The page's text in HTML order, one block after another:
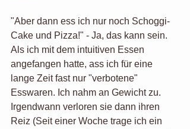
"Aber dann ess ich nur noch Schoggi-
Cake und Pizza!" - Ja, das kann sein.
Als ich mit dem intuitiven Essen
angefangen hatte, ass ich für eine
lange Zeit fast nur "verbotene"
Esswaren. Ich nahm an Gewicht zu.
Irgendwann verloren sie dann ihren
Reiz (Seit einer Woche trage ich ein